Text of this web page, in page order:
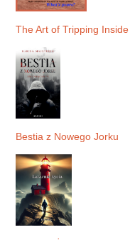
The Art of Tripping
Bestia z Nowego Jorku